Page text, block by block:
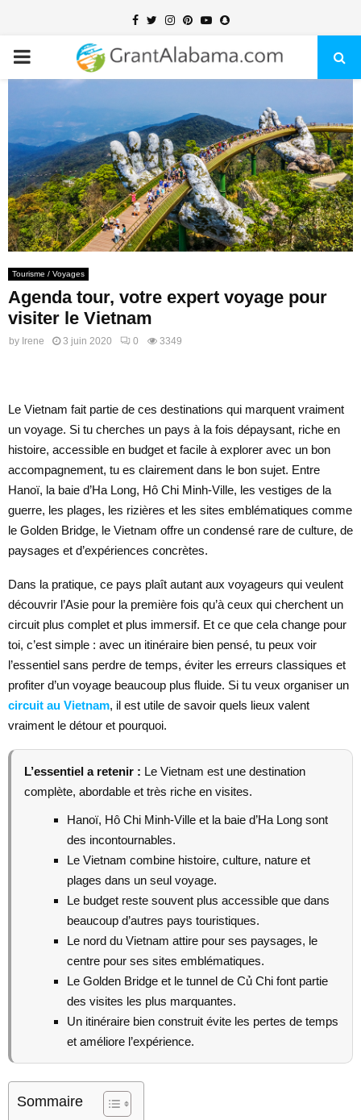
Facebook
TwitterInstagram
PinterestYoutubeSnapchat
PRIMARY
Tourisme / Voyages
Agenda tour, votre expert voyage pour
visiter le Vietnam
by Irene 3 juin 2020 0 3349
Le Vietnam fait partie de ces destinations qui marquent vraiment
un voyage. Si tu cherches un pays à la fois dépaysant, riche en
histoire, accessible en budget et facile à explorer avec un bon
accompagnement, tu es clairement dans le bon sujet. Entre
Hanoï, la baie d’Ha Long, Hô Chi Minh-Ville, les vestiges de la
guerre, les plages, les rizières et les sites emblématiques comme
le Golden Bridge, le Vietnam offre un condensé rare de culture, de
paysages et d’expériences concrètes.
Dans la pratique, ce pays plaît autant aux voyageurs qui veulent
découvrir l’Asie pour la première fois qu’à ceux qui cherchent un
circuit plus complet et plus immersif. Et ce que cela change pour
toi, c’est simple : avec un itinéraire bien pensé, tu peux voir
l’essentiel sans perdre de temps, éviter les erreurs classiques et
profiter d’un voyage beaucoup plus fluide. Si tu veux organiser un
circuit au Vietnam, il est utile de savoir quels lieux valent
vraiment le détour et pourquoi.
L’essentiel a retenir : Le Vietnam est une destination
complète, abordable et très riche en visites.
Hanoï, Hô Chi Minh-Ville et la baie d’Ha Long sont
des incontournables.
Le Vietnam combine histoire, culture, nature et
plages dans un seul voyage.
Le budget reste souvent plus accessible que dans
beaucoup d’autres pays touristiques.
Le nord du Vietnam attire pour ses paysages, le
centre pour ses sites emblématiques.
Le Golden Bridge et le tunnel de Củ Chi font partie
des visites les plus marquantes.
Un itinéraire bien construit évite les pertes de temps
et améliore l’expérience.
Sommaire